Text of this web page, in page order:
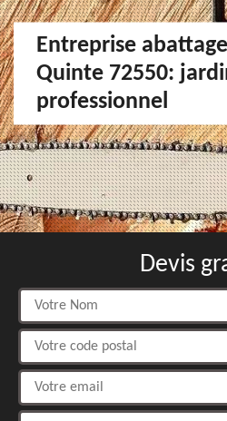
Entreprise
Quinte 72550:
professionnel
Devis